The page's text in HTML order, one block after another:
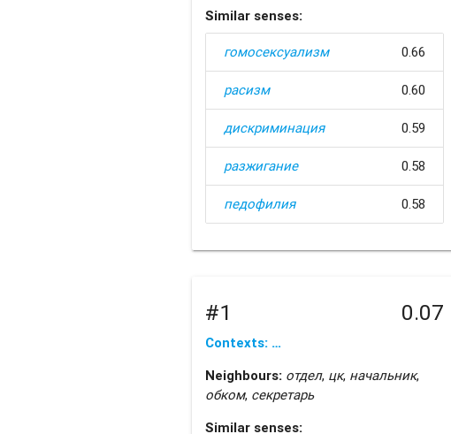
Similar senses:
гомосексуализм 0.66
расизм 0.60
дискриминация 0.59
разжигание 0.58
педофилия 0.58
#1 0.07
Contexts: …
Neighbours: отдел, цк, начальник,
обком, секретарь
Similar senses: